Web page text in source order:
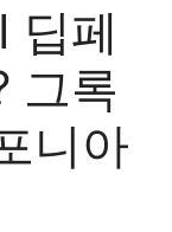
딥페
그록
니아